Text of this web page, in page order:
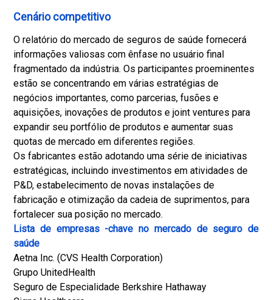
Cenário competitivo
O relatório do mercado de seguros de saúde fornecerá
informações valiosas com ênfase no usuário final
fragmentado da indústria. Os participantes proeminentes
estão se concentrando em várias estratégias de
negócios importantes, como parcerias, fusões e
aquisições, inovações de produtos e joint ventures para
expandir seu portfólio de produtos e aumentar suas
quotas de mercado em diferentes regiões.
Os fabricantes estão adotando uma série de iniciativas
estratégicas, incluindo investimentos em atividades de
P&D, estabelecimento de novas instalações de
fabricação e otimização da cadeia de suprimentos, para
fortalecer sua posição no mercado.
Lista de empresas -chave no mercado de seguro de
saúde
Aetna Inc. (CVS Health Corporation)
Grupo UnitedHealth
Seguro de Especialidade Berkshire Hathaway